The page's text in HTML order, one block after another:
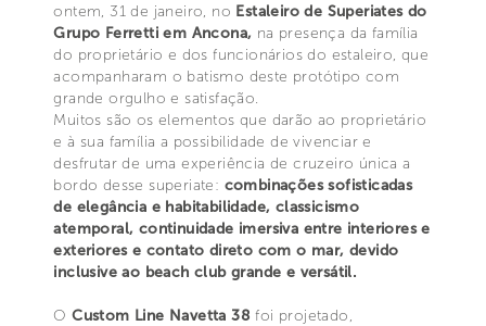
ontem, 31 de janeiro, no Estaleiro de Superiates do
Grupo Ferretti em Ancona, na presença da família
do proprietário e dos funcionários do estaleiro, que
acompanharam o batismo deste protótipo com
grande orgulho e satisfação.
Muitos são os elementos que darão ao proprietário
e à sua família a possibilidade de vivenciar e
desfrutar de uma experiência de cruzeiro única a
bordo desse superiate: combinações sofisticadas
de elegância e habitabilidade, classicismo
atemporal, continuidade imersiva entre interiores e
exteriores e contato direto com o mar, devido
inclusive ao beach club grande e versátil.
OCustom Line Navetta 38 foi projetado,